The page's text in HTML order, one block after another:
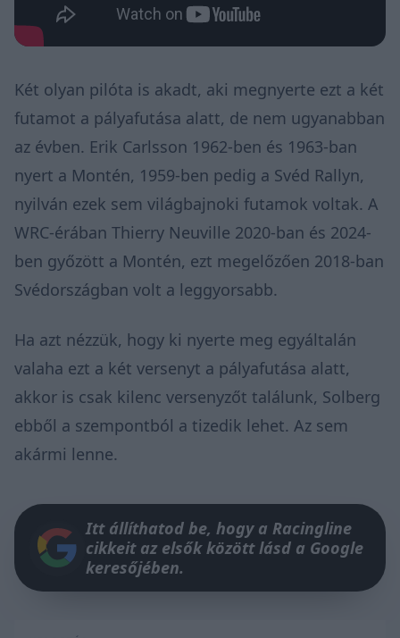
Két olyan pilóta is akadt, aki megnyerte ezt a két
futamot a pályafutása alatt, de nem ugyanabban
az évben. Erik Carlsson 1962-ben és 1963-ban
nyert a Montén, 1959-ben pedig a Svéd Rallyn,
nyilván ezek sem világbajnoki futamok voltak. A
WRC-érában Thierry Neuville 2020-ban és 2024-
ben győzött a Montén, ezt megelőzően 2018-ban
Svédországban volt a leggyorsabb.
Ha azt nézzük, hogy ki nyerte meg egyáltalán
valaha ezt a két versenyt a pályafutása alatt,
akkor is csak kilenc versenyzőt találunk, Solberg
ebből a szempontból a tizedik lehet. Az sem
akármi lenne.
Itt állíthatod be, hogy a Racingline
cikkeit az elsők között lásd a Google
keresőjében.